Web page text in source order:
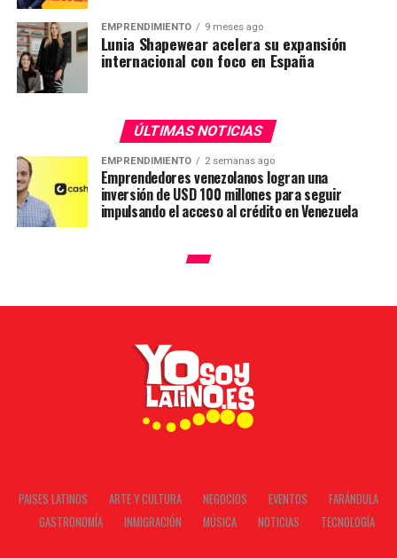
EMPRENDIMIENTO 9 meses ago
Lunia Shapewear acelera su expansión
internacional con foco en España
ÚLTIMAS NOTICIAS
EMPRENDIMIENTO 2 semanas ago
Emprendedores venezolanos logran una
inversión de USD 100 millones para seguir
impulsando el acceso al crédito en Venezuela
PAISES LATINOS ARTE Y CULTURA NEGOCIOS EVENTOS
FARÁNDULA
GASTRONOMÍA
INMIGRACIÓN MÚSICA NOTICIAS TECNOLOGÍA